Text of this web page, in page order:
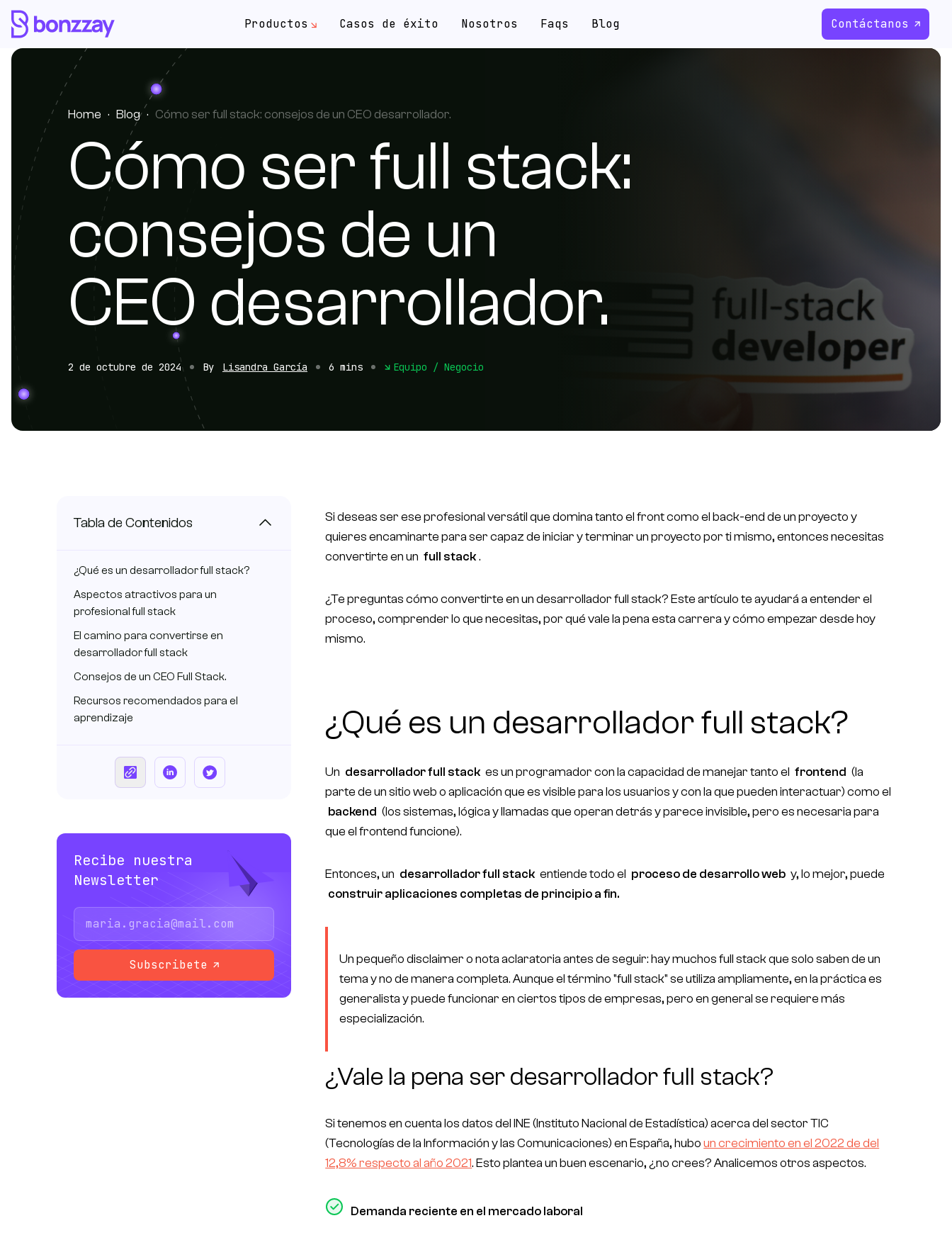
Productos Casos de éxito Nosotros Faqs Blog Contáctanos
Productos
Casos de éxito
Nosotros
Home · Blog · Cómo ser full stack: consejos de un CEO desarrollador.
Cómo ser full stack:
consejos de un
CEO desarrollador.
2 de octubre de 2024 By Lisandra García 6 mins Equipo / Negocio
Tabla de Contenidos
¿Qué es un desarrollador full stack?
Aspectos atractivos para un
profesional full stack
El camino para convertirse en
desarrollador full stack
Consejos de un CEO Full Stack.
Recursos recomendados para el
aprendizaje
Recibe nuestra
Newsletter
Subscribete
Si deseas ser ese profesional versátil que domina tanto el front como el back-end de un proyecto y
quieres encaminarte para ser capaz de iniciar y terminar un proyecto por ti mismo, entonces necesitas
convertirte en un full stack .
¿Te preguntas cómo convertirte en un desarrollador full stack? Este artículo te ayudará a entender el
proceso, comprender lo que necesitas, por qué vale la pena esta carrera y cómo empezar desde hoy
mismo.
¿Qué es un desarrollador full stack?
Un desarrollador full stack es un programador con la capacidad de manejar tanto el frontend (la
parte de un sitio web o aplicación que es visible para los usuarios y con la que pueden interactuar) como el
backend (los sistemas, lógica y llamadas que operan detrás y parece invisible, pero es necesaria para
que el frontend funcione).
Entonces, un desarrollador full stack entiende todo el proceso de desarrollo web y, lo mejor, puede
construir aplicaciones completas de principio a fin.
Un pequeñodisclaimero nota aclaratoria antes de seguir: hay muchos full stack que solo saben de un
tema y no de manera completa. Aunque el término "full stack" se utiliza ampliamente, en la práctica es
generalista y puede funcionar en ciertos tipos de empresas, pero en general se requiere más
especialización.
¿Vale la pena ser desarrollador full stack?
Si tenemos en cuenta los datos del INE (Instituto Nacional de Estadística) acerca del sector TIC
(Tecnologías de la Información y las Comunicaciones) en España, huboun crecimiento en el 2022 de del
12,8% respecto al año 2021. Esto plantea un buen escenario, ¿no crees? Analicemos otros aspectos.
Demanda reciente en el mercado laboral